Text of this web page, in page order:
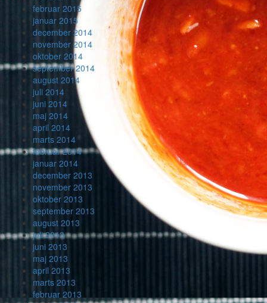
februar 2015
januar 2015
december 2014
november 2014
oktober 2014
september 2014
august 2014
juli 2014
juni 2014
maj 2014
april 2014
marts 2014
februar 2014
januar 2014
december 2013
november 2013
oktober 2013
september 2013
august 2013
juli 2013
juni 2013
maj 2013
april 2013
marts 2013
februar 2013